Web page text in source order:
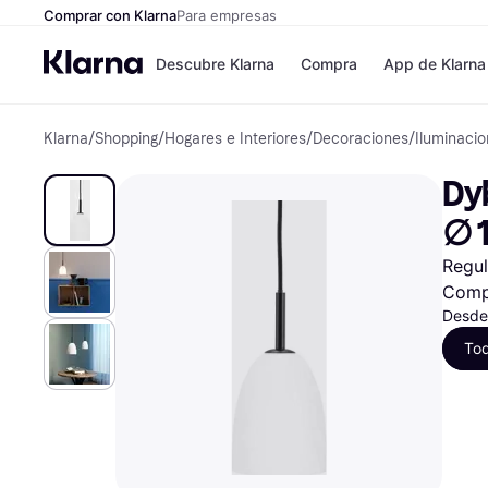
Comprar con KlarnaPara empresas
Descubre Klarna
Formas de
Paga ahora
Paga en 3 plazos
Paga en 30 días
Financiación
Klarna en Apple
Compra
Tiendas
Zalando Prive
JD Sports
Directorio de
App de Klarna
Klarna/Shopping/Hogares e Interiores/Decoraciones/
∅